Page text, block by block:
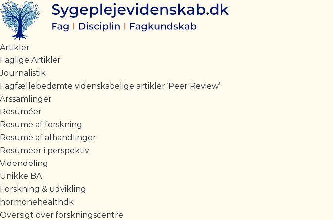
Gå
til
indholdet
Artikler
Faglige Artikler
Journalistik
Fagfællebedømte videnskabelige artikler ‘Peer Review’
Årssamlinger
Resuméer
Resumé af forskning
Resumé af afhandlinger
Resuméer i perspektiv
Videndeling
Unikke BA
Forskning & udvikling
hormonehealthdk
Oversigt over forskningscentre